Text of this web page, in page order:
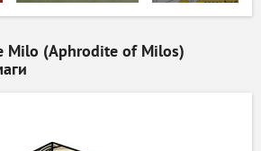
Milo (Aphrodite of Milos)